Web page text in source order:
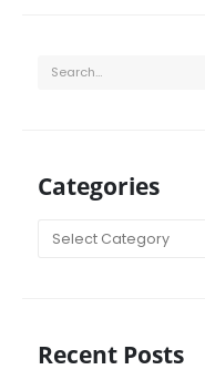
Categories
Categories
Recent Posts